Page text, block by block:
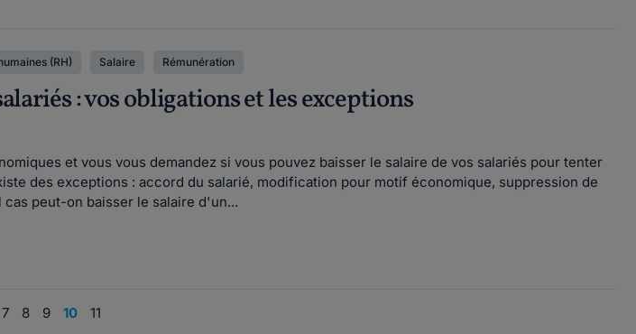
(RH) Salaire Rémunération
: vos obligations et les exceptions
et vous vous demandez si vous pouvez baisser le salaire de vos salariés pour tenter
des exceptions : accord du salarié, modification pour motif économique, suppression de
peut-on baisser le salaire d'un...
7 8 9 10 11